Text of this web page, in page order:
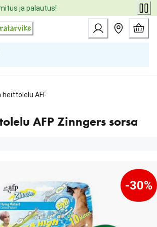
ja palautus!
heittolelu AFP Zinngers sorsa
AFP Zinngers sorsa
-30%